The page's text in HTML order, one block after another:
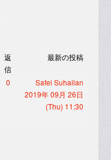
返
信
最新の投稿
0
Safei Suhailan
2019年 09月 26日
(Thu) 11:30